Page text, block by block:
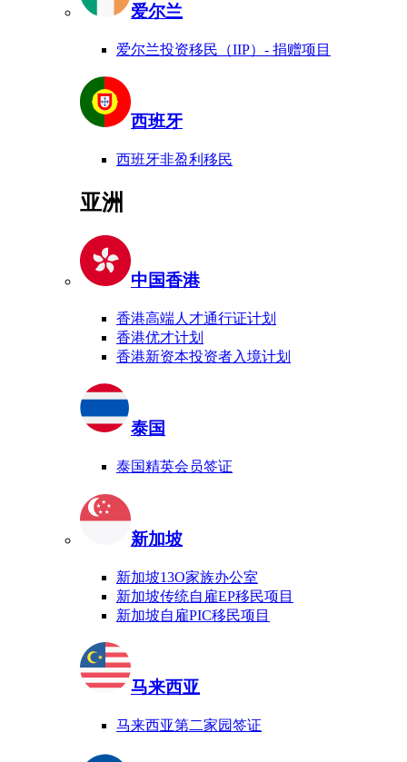
爱尔兰
爱尔兰投资移民（IIP）- 捐赠项目
西班牙
西班牙非盈利移民
亚洲
中国香港
香港高端人才通行证计划
香港优才计划
香港新资本投资者入境计划
泰国
泰国精英会员签证
新加坡
新加坡13O家族办公室
新加坡传统自雇EP移民项目
新加坡自雇PIC移民项目
马来西亚
马来西亚第二家园签证